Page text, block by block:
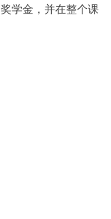
学金，并在整个课